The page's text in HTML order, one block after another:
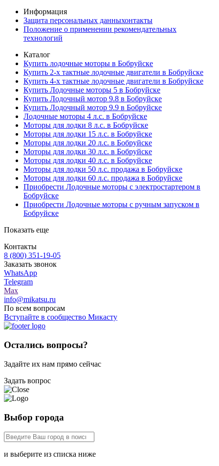
Информация
Защита персональных данныхонтакты
Положение о применении рекомендательных
технологий
Каталог
Купить лодочные моторы в Бобруйске
Купить 2-х тактные лодочные двигатели в Бобруйске
Купить 4-х тактные лодочные двигатели в Бобруйске
Купить Лодочные моторы 5 в Бобруйске
Купить Лодочный мотор 9.8 в Бобруйске
Купить Лодочный мотор 9.9 в Бобруйске
Лодочные моторы 4 л.с. в Бобруйске
Моторы для лодки 8 л.с. в Бобруйске
Моторы для лодки 15 л.с. в Бобруйске
Моторы для лодки 20 л.с. в Бобруйске
Моторы для лодки 30 л.с. в Бобруйске
Моторы для лодки 40 л.с. в Бобруйске
Моторы для лодки 50 л.с. продажа в Бобруйске
Моторы для лодки 60 л.с. продажа в Бобруйске
Приобрести Лодочные моторы с электростартером в
Бобруйске
Приобрести Лодочные моторы с ручным запуском в
Бобруйске
Показать еще
Контакты
8 (800) 351-19-05
Заказать звонок
WhatsApp
Telegram
Max
info@mikatsu.ru
По всем вопросам
Вступайте в сообщество Микасту
Остались вопросы?
Задайте их нам прямо сейчас
Задать вопрос
Выбор города
и выберите из списка ниже